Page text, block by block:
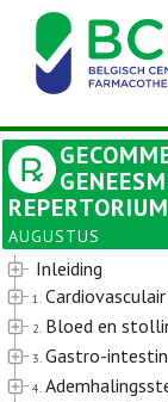
REPERTORIUM
AUGUSTUS
Inleiding
1.
2. Bloed en
3. Gastro-
4.